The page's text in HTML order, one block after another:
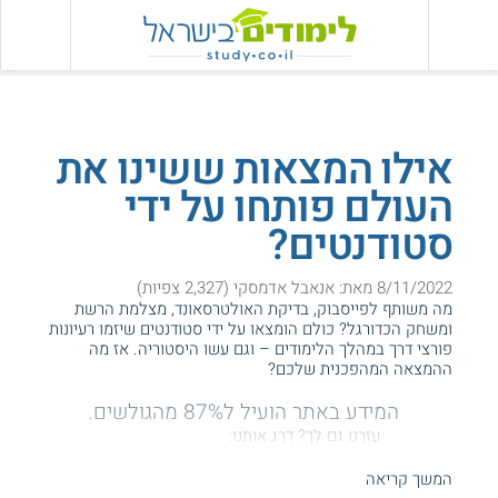
אילו המצאות ששינו את
העולם פותחו על ידי
סטודנטים?
8/11/2022 מאת: אנאבל אדמסקי (2,327 צפיות)
מה משותף לפייסבוק, בדיקת האולטרסאונד, מצלמת הרשת
ומשחק הכדורגל? כולם הומצאו על ידי סטודנטים שיזמו רעיונות
פורצי דרך במהלך הלימודים – וגם עשו היסטוריה. אז מה
ההמצאה המהפכנית שלכם?
המידע באתר הועיל ל87% מהגולשים.
עזרנו גם לך? דרג אותנו:
המשך קריאה